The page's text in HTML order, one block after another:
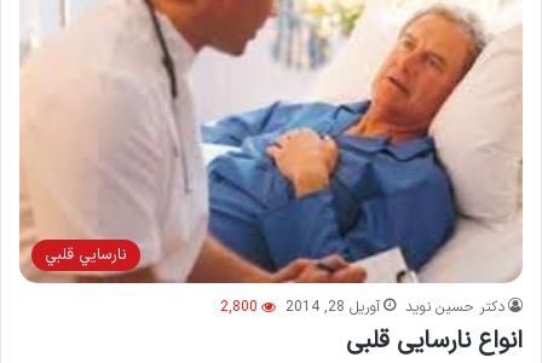
نارسايي قلبي
دکتر حسین نوید آوریل 28, 2014 2,800
انواع نارسایی قلبی